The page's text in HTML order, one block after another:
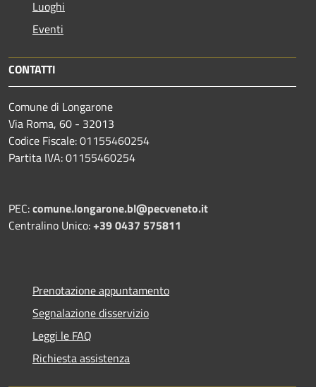
Luoghi
Eventi
CONTATTI
Comune di Longarone
Via Roma, 60 - 32013
Codice Fiscale: 01155460254
Partita IVA: 01155460254
PEC:comune.longarone.bl@pecveneto.it
Centralino Unico:+39 0437 575811
Prenotazione appuntamento
Segnalazione disservizio
Leggi le FAQ
Richiesta assistenza